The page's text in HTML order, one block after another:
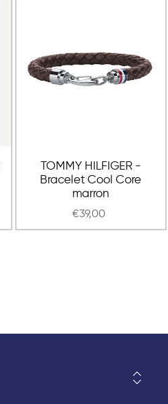
TOMMY HILFIGER -
Bracelet Cool Core
marron
€39,00